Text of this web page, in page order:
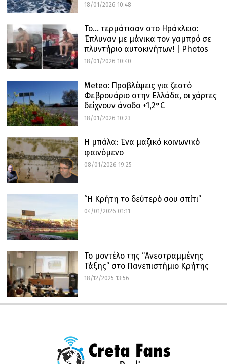
18/01/2026 10:48
Το… τερμάτισαν στο Ηράκλειο:
Έπλυναν με μάνικα τον γαμπρό σε
πλυντήριο αυτοκινήτων! | Photos
18/01/2026 10:40
Meteo: Προβλέψεις για ζεστό
Φεβρουάριο στην Ελλάδα, οι χάρτες
δείχνουν άνοδο +1,2°C
18/01/2026 10:23
Η μπάλα: Ένα μαζικό κοινωνικό
φαινόμενο
08/01/2026 19:25
“Η Κρήτη το δεύτερό σου σπίτι”
04/01/2026 01:11
Το μοντέλο της “Ανεστραμμένης
Τάξης” στο Πανεπιστήμιο Κρήτης
18/12/2025 13:56